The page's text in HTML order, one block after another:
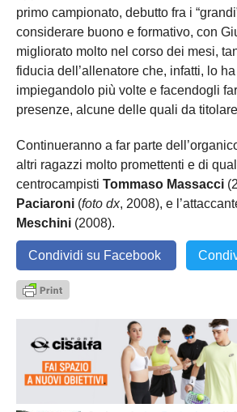
primo campionato, debutto fra i
considerare buono e formativo, con
migliorato molto nel corso dei mesi,
fiducia dell’allenatore che, infatti, lo
impiegandolo più volte e facendogli
presenze, alcune delle quali da
Continueranno a far parte
altri ragazzi molto promettenti e di
centrocampisti Tommaso Massacci
Paciaroni (foto dx, 2008), e
Meschini (2008).
Condividi su Facebook